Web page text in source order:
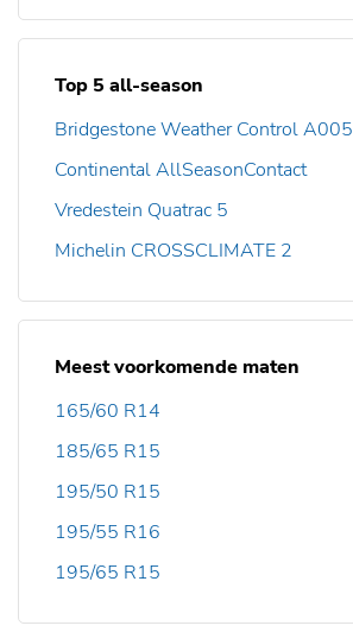
Top 5 all-season
Bridgestone Weather Control A005
Continental AllSeasonContact
Vredestein Quatrac 5
Michelin CROSSCLIMATE 2
Meest voorkomende maten
165/60 R14
185/65 R15
195/50 R15
195/55 R16
195/65 R15